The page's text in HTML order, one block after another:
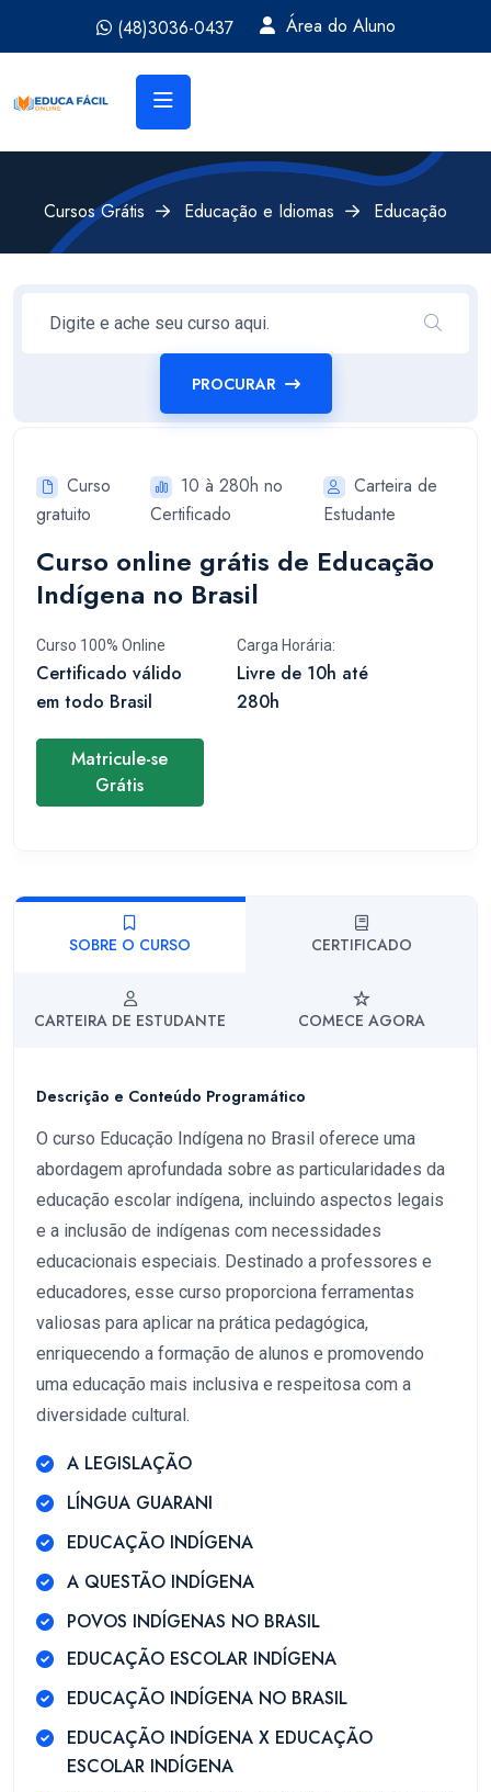
(48)3036-0437 Área do Aluno
Cursos Grátis Educação e Idiomas Educação
PROCURAR
Curso
gratuito
10 à 280h no
Certificado
Carteira de
Estudante
Curso online grátis de Educação
Indígena no Brasil
Curso 100% Online
Certificado válido
em todo Brasil
Carga Horária:
Livre de 10h até
280h
Matricule-se
Grátis
SOBRE O CURSO CERTIFICADO
CARTEIRA DE ESTUDANTE COMECE AGORA
Descrição e Conteúdo Programático
O curso Educação Indígena no Brasil oferece uma
abordagem aprofundada sobre as particularidades da
educação escolar indígena, incluindo aspectos legais
e a inclusão de indígenas com necessidades
educacionais especiais. Destinado a professores e
educadores, esse curso proporciona ferramentas
valiosas para aplicar na prática pedagógica,
enriquecendo a formação de alunos e promovendo
uma educação mais inclusiva e respeitosa com a
diversidade cultural.
A LEGISLAÇÃO
LÍNGUA GUARANI
EDUCAÇÃO INDÍGENA
A QUESTÃO INDÍGENA
POVOS INDÍGENAS NO BRASIL
EDUCAÇÃO ESCOLAR INDÍGENA
EDUCAÇÃO INDÍGENA NO BRASIL
EDUCAÇÃO INDÍGENA X EDUCAÇÃO
ESCOLAR INDÍGENA